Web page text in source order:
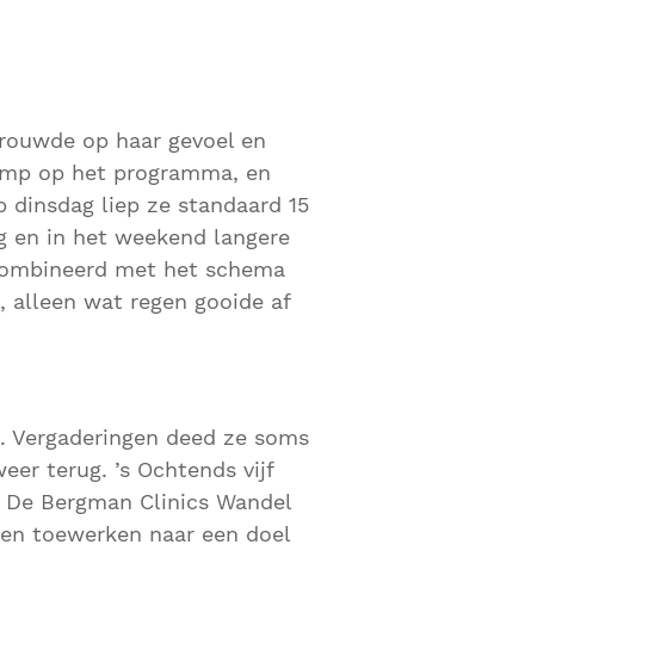
op haar gevoel en
op het programma, en
liep ze standaard 15
en in het weekend langere
met het schema
alleen wat regen gooide af
deed ze soms
terug. ’s Ochtends vijf
Bergman Clinics Wandel
toewerken naar een doel